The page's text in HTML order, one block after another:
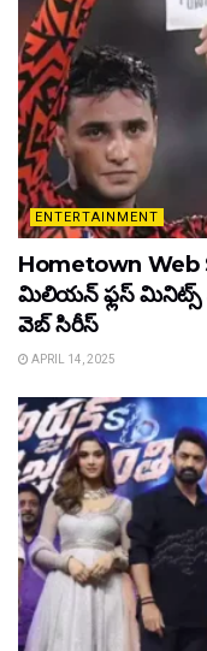
ENTERTAINMENT
Hometown
మిలియన్ ఫ్లస్ మినిట్స్
వెబ్ సిరీస్
APRIL 14, 2025